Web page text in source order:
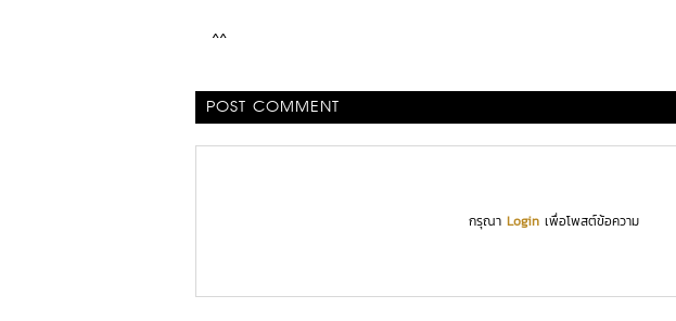
^^
POST COMMENT
กรุณา Loginเพื่อโพสต์ข้อความ